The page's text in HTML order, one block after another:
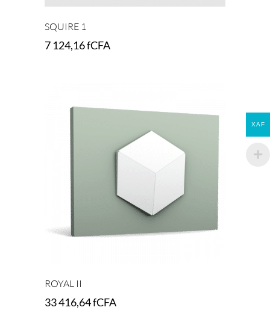
SQUIRE 1
7 124,16fCFA
ROYAL II
33 416,64fCFA
XAF